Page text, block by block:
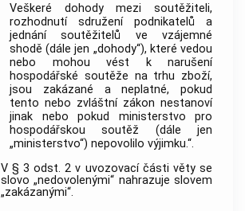
Veškeré dohody mezi soutěžiteli,
rozhodnutí sdružení podnikatelů a
jednání soutěžitelů ve vzájemné
shodě (dále jen „dohody“), které vedou
nebo mohou vést k narušení
hospodářské soutěže na trhu zboží,
jsou zakázané a neplatné, pokud
tento nebo zvláštní zákon nestanoví
jinak nebo pokud ministerstvo pro
hospodářskou soutěž (dále jen
„ministerstvo“) nepovolilo výjimku.“.
V § 3 odst. 2 v uvozovací části věty se
slovo „nedovolenými“ nahrazuje slovem
„zakázanými“.